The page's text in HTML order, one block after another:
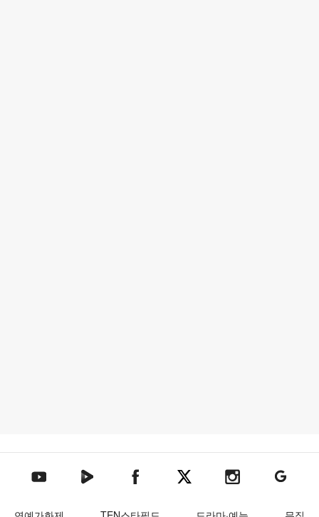
텐아시아 유튜브텐아시아 네이버TV텐아시아 페이스북텐아시아 엑스텐아시아 인스타그램
텐아시아